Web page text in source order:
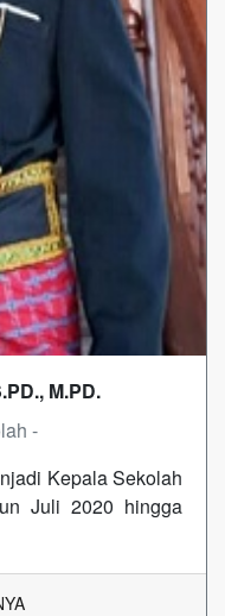
M.PD.
-
Kepala Sekolah
Juli 2020 hingga